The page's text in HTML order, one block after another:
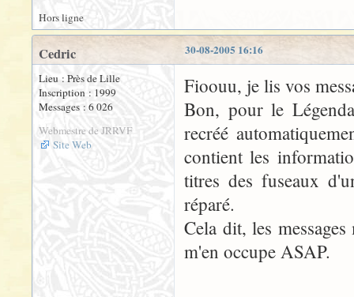
Hors ligne
30-08-2005 16:16
Cedric
Lieu : Près de Lille
Inscription : 1999
Messages : 6 026
Webmestre de JRRVF
Site Web
Fioouu, je lis vos
Bon, pour le
recréé
contient les
titres des fuseaux
réparé.
Cela dit, les
m'en occupe ASAP.